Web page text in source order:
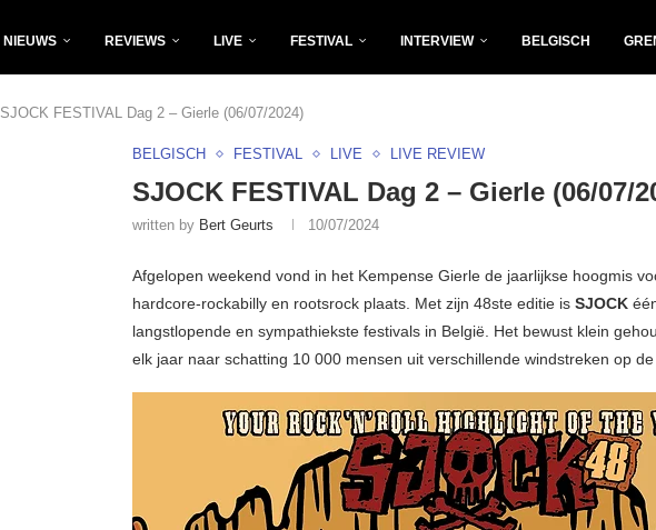
NIEUWS REVIEWS LIVE FESTIVAL INTERVIEW BELGISCH
SJOCK FESTIVAL Dag 2 – Gierle (06/07/2024)
BELGISCH FESTIVAL LIVE LIVE REVIEW
SJOCK FESTIVAL Dag 2 – Gierle (06/07/
written by Bert Geurts 10/07/2024
Afgelopen weekend vond in het Kempense Gierle de jaarlijkse hoogmis
hardcore-rockabilly en rootsrock plaats. Met zijn 48ste editie is SJOCK
langstlopende en sympathiekste festivals in België. Het bewust klein
elk jaar naar schatting 10 000 mensen uit verschillende windstreken op